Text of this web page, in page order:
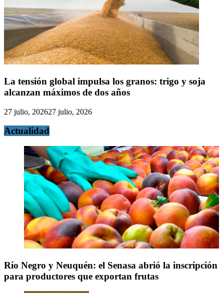
La tensión global impulsa los granos: trigo y soja
alcanzan máximos de dos años
27 julio, 202627 julio, 2026
Actualidad
Río Negro y Neuquén: el Senasa abrió la inscripción
para productores que exportan frutas